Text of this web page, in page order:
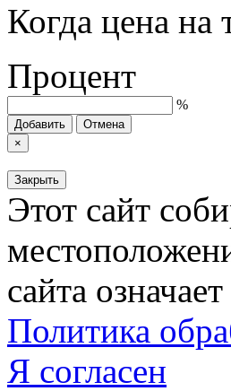
Когда цена на
Процент
%
Добавить
Отмена
×
Закрыть
Этот сайт
сайта
Политика
Я согласен